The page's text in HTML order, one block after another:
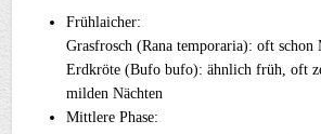
Frühlaicher:
Grasfrosch (Rana temporaria): oft schon
Erdkröte (Bufo bufo): ähnlich früh, oft
milden Nächten
Mittlere Phase: